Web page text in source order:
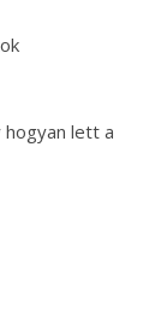
hogyan lett a